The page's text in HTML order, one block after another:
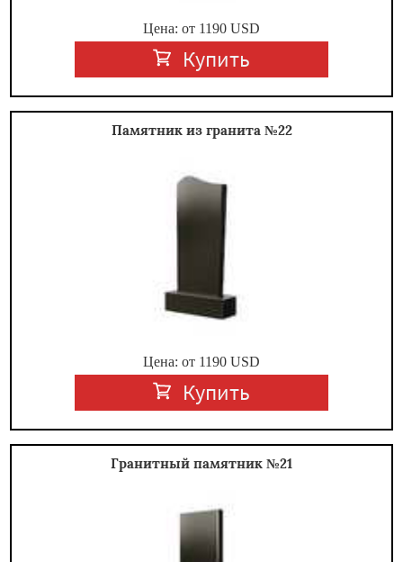
Цена: от 1190 USD
Купить
Памятник из гранита №22
Цена: от 1190 USD
Купить
Гранитный памятник №21